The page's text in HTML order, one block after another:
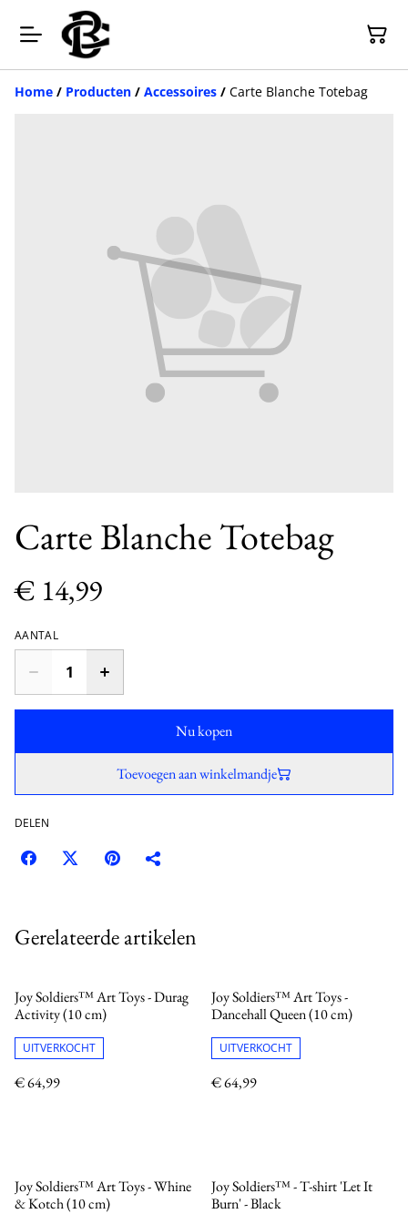
Home / Producten / Accessoires / Carte Blanche Totebag
Carte Blanche Totebag
€ 14,99
AANTAL
Nu kopen
Toevoegen aan winkelmandje
DELEN
Gerelateerde artikelen
Joy Soldiers™ Art Toys - Durag
Activity (10 cm)
UITVERKOCHT
€ 64,99
Joy Soldiers™ Art Toys -
Dancehall Queen (10 cm)
UITVERKOCHT
€ 64,99
Joy Soldiers™ Art Toys - Whine
& Kotch (10 cm)
Joy Soldiers™ - T-shirt 'Let It
Burn' - Black